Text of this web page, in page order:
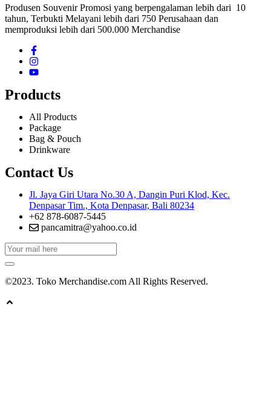
Produsen Souvenir Promosi yang berpengalaman lebih dari 10
tahun, Terbukti Melayani lebih dari 750 Perusahaan dan
memproduksi lebih dari 500.000 Merchandise
Products
All Products
Package
Bag & Pouch
Drinkware
Contact Us
Jl. Jaya Giri Utara No.30 A, Dangin Puri Klod, Kec.
Denpasar Tim., Kota Denpasar, Bali 80234
+62 878-6087-5445
pancamitra@yahoo.co.id
©2023. Toko Merchandise.com All Rights Reserved.